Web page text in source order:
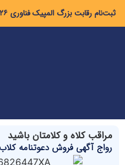
ثبت‌نام رقابت بزرگ المپیک فناوری ۲۰۲۶ آغاز شد
مراقب کلاه و کلامتان باشید
رواج آگهی فروش دعوتنامه